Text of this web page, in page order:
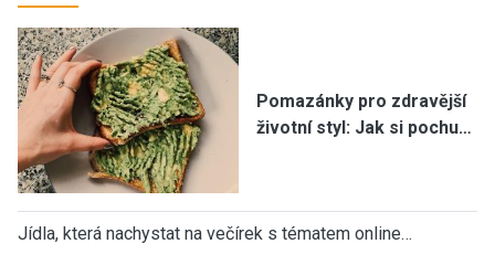
Pomazánky pro zdravější
životní styl: Jak si pochu…
Jídla, která nachystat na večírek s tématem online…